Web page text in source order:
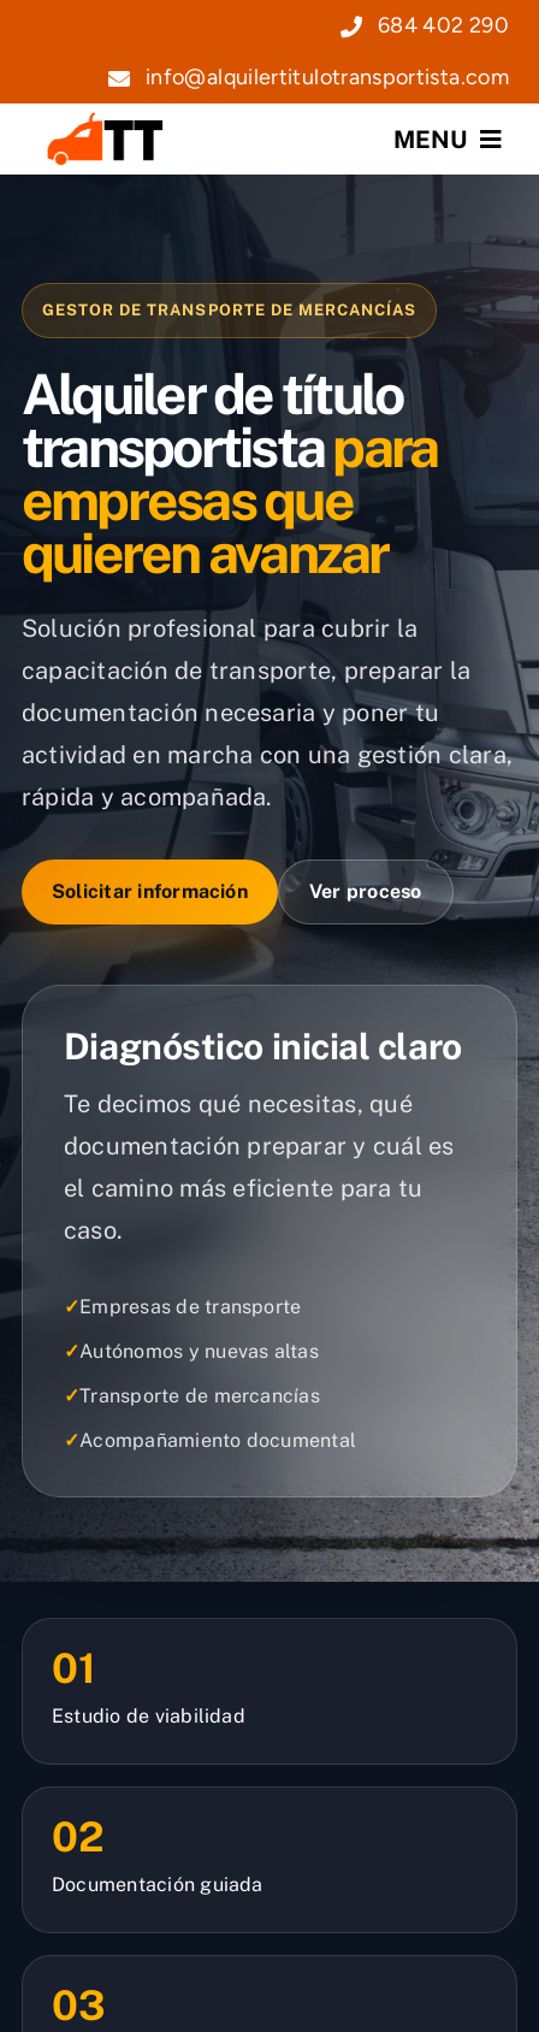
684 402 290
info@alquilertitulotransportista.com
MENU
Servicios
Noticias
Contacto
GESTOR DE TRANSPORTE DE MERCANCÍAS
Alquiler de título
transportistapara
empresas que
quieren avanzar
Solución profesional para cubrir la
capacitación de transporte, preparar la
documentación necesaria y poner tu
actividad en marcha con una gestión clara,
rápida y acompañada.
Solicitar información Ver proceso
Diagnóstico inicial claro
Te decimos qué necesitas, qué
documentación preparar y cuál es
el camino más eficiente para tu
caso.
✓Empresas de transporte
✓Autónomos y nuevas altas
✓Transporte de mercancías
✓Acompañamiento documental
01
Estudio de viabilidad
02
Documentación guiada
03